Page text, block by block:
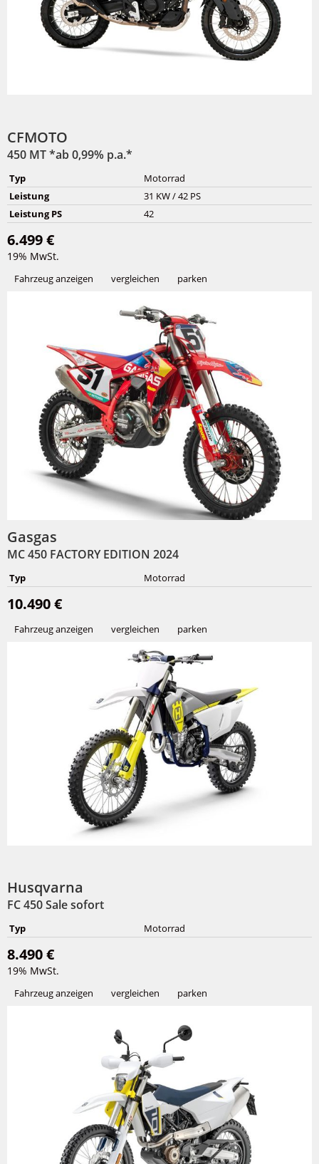
CFMOTO
450 MT *ab 0,99% p.a.*
Typ
Motorrad
Leistung
31 KW / 42 PS
Leistung PS
42
6.499 €
19% MwSt.
Fahrzeug anzeigen vergleichen parken
Gasgas
MC 450 FACTORY EDITION 2024
Typ Motorrad
10.490 €
Fahrzeug anzeigen vergleichen parken
Husqvarna
FC 450 Sale sofort
Typ Motorrad
8.490 €
19% MwSt.
Fahrzeug anzeigen vergleichen parken